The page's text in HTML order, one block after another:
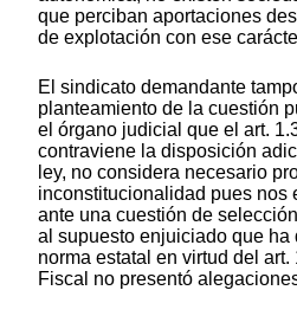
que perciban aportaciones
de explotación con ese
El sindicato demandante
planteamiento de la cuestión
el órgano judicial que el art.
contraviene la disposición
ley, no considera necesario
inconstitucionalidad pues nos
ante una cuestión de
al supuesto enjuiciado que ha
norma estatal en virtud del
Fiscal no presentó